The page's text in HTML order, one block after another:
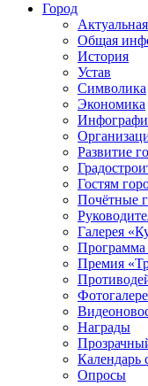
Город
Общая
История
Устав
Символика
Экономика
Развитие
Гостям
Почётные
Галерея
Премия
Награды
Календарь
Опросы